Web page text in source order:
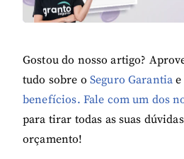
Gostou do nosso artigo?
tudo sobre o Seguro Garantia
benefícios. Fale com um dos
para tirar todas as suas
orçamento!